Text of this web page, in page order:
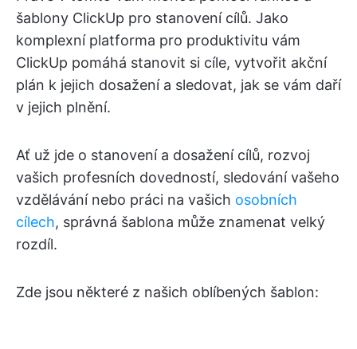
šablony ClickUp pro stanovení cílů. Jako
komplexní platforma pro produktivitu vám
ClickUp pomáhá stanovit si cíle, vytvořit akční
plán k jejich dosažení a sledovat, jak se vám daří
v jejich plnění.
Ať už jde o stanovení a dosažení cílů, rozvoj
vašich profesních dovedností, sledování vašeho
vzdělávání nebo práci na vašich osobních
cílech, správná šablona může znamenat velký
rozdíl.
Zde jsou některé z našich oblíbených šablon: